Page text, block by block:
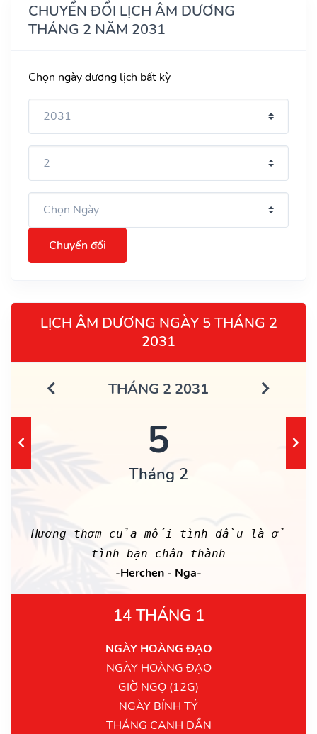
CHUYỂN ĐỔI LỊCH ÂM DƯƠNG
THÁNG 2 NĂM 2031
Chọn ngày dương lịch bất kỳ
Chuyển đổi
LỊCH ÂM DƯƠNG NGÀY 5 THÁNG 2
2031
THÁNG 2 2031
5
Tháng 2
Hương thơm của mối tình đầu là ở
tình bạn chân thành
-Herchen - Nga-
14 THÁNG 1
NGÀY HOÀNG ĐẠO
NGÀY HOÀNG ĐẠO
GIỜ NGỌ (12G)
NGÀY BÍNH TÝ
THÁNG CANH DẦN